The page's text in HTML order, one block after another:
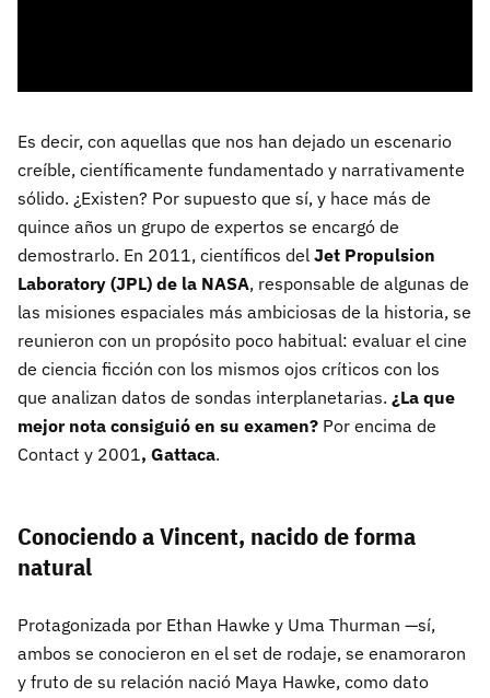
Es decir, con aquellas que nos han dejado un escenario
creíble, científicamente fundamentado y narrativamente
sólido. ¿Existen? Por supuesto que sí, y hace más de
quince años un grupo de expertos se encargó de
demostrarlo. En 2011, científicos del Jet Propulsion
Laboratory (JPL) de la NASA, responsable de algunas de
las misiones espaciales más ambiciosas de la historia, se
reunieron con un propósito poco habitual: evaluar el cine
de ciencia ficción con los mismos ojos críticos con los
que analizan datos de sondas interplanetarias. ¿La que
mejor nota consiguió en su examen? Por encima de
Contact y 2001, Gattaca.
Conociendo a Vincent, nacido de forma
natural
Protagonizada por Ethan Hawke y Uma Thurman —sí,
ambos se conocieron en el set de rodaje, se enamoraron
y fruto de su relación nació Maya Hawke, como dato